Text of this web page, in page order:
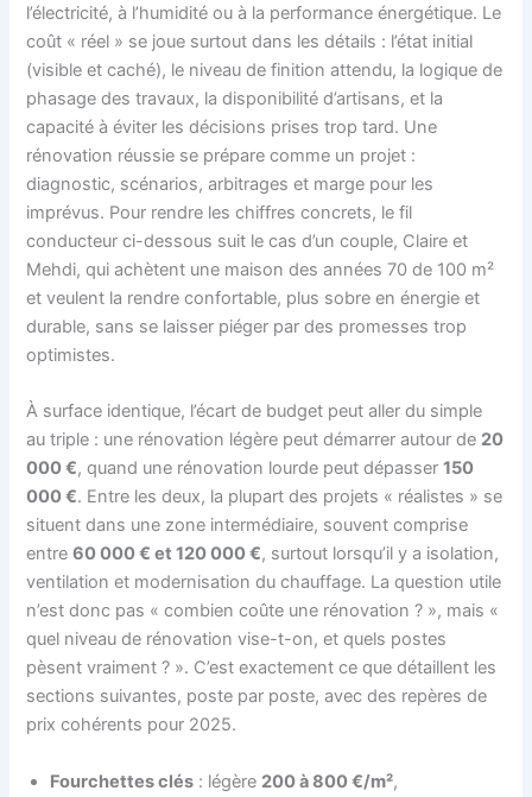
l’électricité, à l’humidité ou à la performance énergétique. Le
coût « réel » se joue surtout dans les détails : l’état initial
(visible et caché), le niveau de finition attendu, la logique de
phasage des travaux, la disponibilité d’artisans, et la
capacité à éviter les décisions prises trop tard. Une
rénovation réussie se prépare comme un projet :
diagnostic, scénarios, arbitrages et marge pour les
imprévus. Pour rendre les chiffres concrets, le fil
conducteur ci-dessous suit le cas d’un couple, Claire et
Mehdi, qui achètent une maison des années 70 de 100 m²
et veulent la rendre confortable, plus sobre en énergie et
durable, sans se laisser piéger par des promesses trop
optimistes.
À surface identique, l’écart de budget peut aller du simple
au triple : une rénovation légère peut démarrer autour de 20
000 €, quand une rénovation lourde peut dépasser150
000 €. Entre les deux, la plupart des projets « réalistes » se
situent dans une zone intermédiaire, souvent comprise
entre60 000 € et 120 000 €, surtout lorsqu’il y a isolation,
ventilation et modernisation du chauffage. La question utile
n’est donc pas « combien coûte une rénovation ? », mais «
quel niveau de rénovation vise-t-on, et quels postes
pèsent vraiment ? ». C’est exactement ce que détaillent les
sections suivantes, poste par poste, avec des repères de
prix cohérents pour 2025.
Fourchettes clés : légère 200 à 800 €/m²,